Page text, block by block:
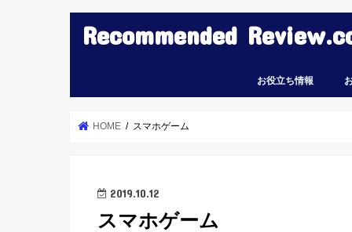
Recommended
お役立ち情報
HOME スマホゲーム
2019.10.12
スマホゲーム